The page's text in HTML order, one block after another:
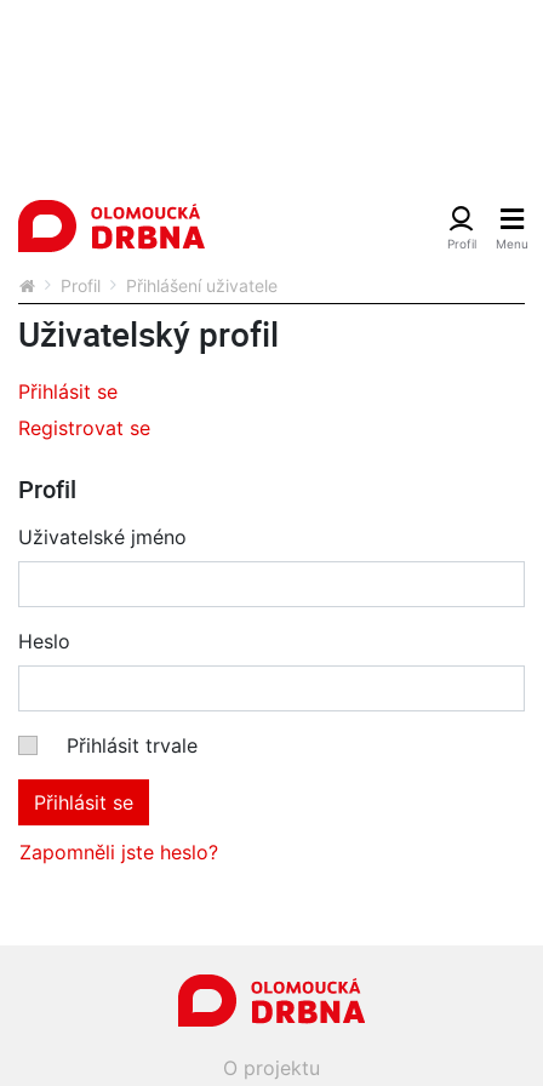
Profil Přihlášení uživatele
Uživatelský profil
Přihlásit se
Registrovat se
Profil
Uživatelské jméno
Heslo
Přihlásit trvale
Přihlásit se
Zapomněli jste heslo?
O projektu